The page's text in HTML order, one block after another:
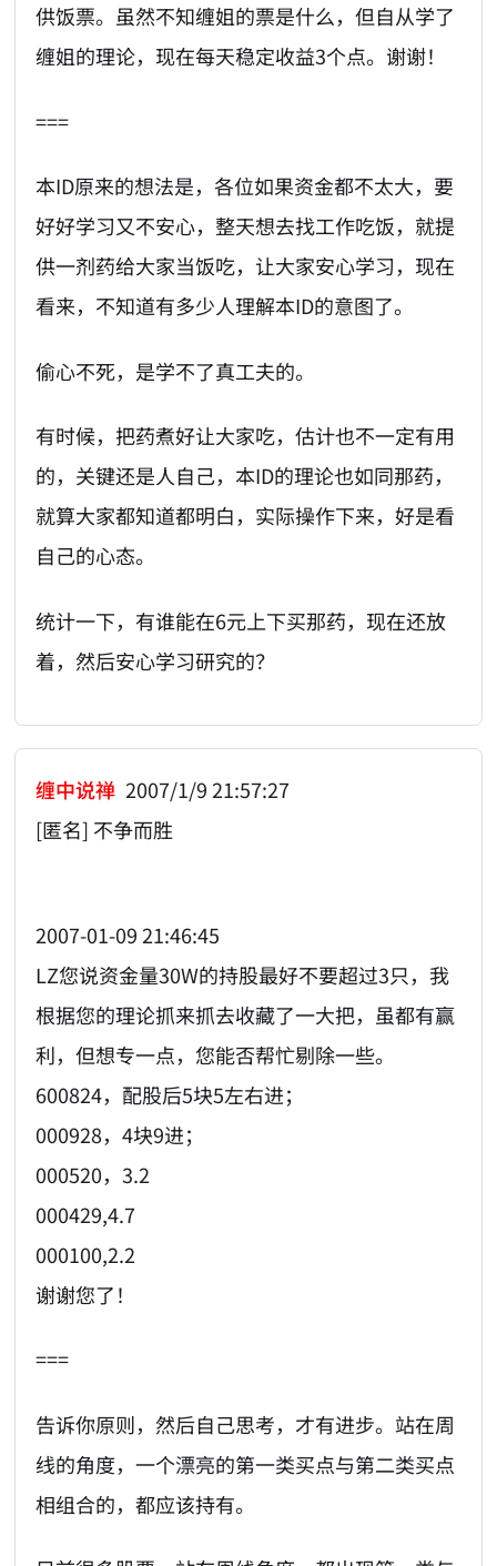
供饭票。虽然不知缠姐的票是什么，但自从学了
缠姐的理论，现在每天稳定收益3个点。谢谢！
===
本ID原来的想法是，各位如果资金都不太大，要
好好学习又不安心，整天想去找工作吃饭，就提
供一剂药给大家当饭吃，让大家安心学习，现在
看来，不知道有多少人理解本ID的意图了。
偷心不死，是学不了真工夫的。
有时候，把药煮好让大家吃，估计也不一定有用
的，关键还是人自己，本ID的理论也如同那药，
就算大家都知道都明白，实际操作下来，好是看
自己的心态。
统计一下，有谁能在6元上下买那药，现在还放
着，然后安心学习研究的？
缠中说禅 2007/1/9 21:57:27
[匿名] 不争而胜
2007-01-09 21:46:45
LZ您说资金量30W的持股最好不要超过3只，我
根据您的理论抓来抓去收藏了一大把，虽都有赢
利，但想专一点，您能否帮忙剔除一些。
600824，配股后5块5左右进；
000928，4块9进；
000520，3.2
000429,4.7
000100,2.2
谢谢您了！
===
告诉你原则，然后自己思考，才有进步。站在周
线的角度，一个漂亮的第一类买点与第二类买点
相组合的，都应该持有。